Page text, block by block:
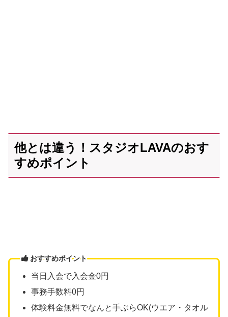
他とは違う！スタジオLAVAのおす
すめポイント
おすすめポイント
当日入会で入会金0円
事務手数料0円
体験料金無料でなんと手ぶらOK(ウエア・タオル